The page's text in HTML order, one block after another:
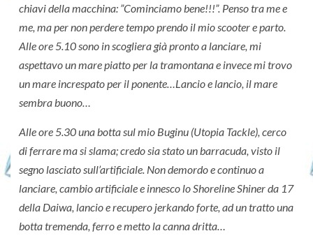
chiavi della macchina: ”Cominciamo bene!!!”. Penso tra me e
me, ma per non perdere tempo prendo il mio scooter e parto.
Alle ore 5.10 sono in scogliera già pronto a lanciare, mi
aspettavo un mare piatto per la tramontana e invece mi trovo
un mare increspato per il ponente…Lancio e lancio, il mare
sembra buono…
Alle ore 5.30 una botta sul mio Buginu (Utopia Tackle), cerco
di ferrare ma si slama; credo sia stato un barracuda, visto il
segno lasciato sull’artificiale. Non demordo e continuo a
lanciare, cambio artificiale e innesco lo Shoreline Shiner da 17
della Daiwa, lancio e recupero jerkando forte, ad un tratto una
botta tremenda, ferro e metto la canna dritta…